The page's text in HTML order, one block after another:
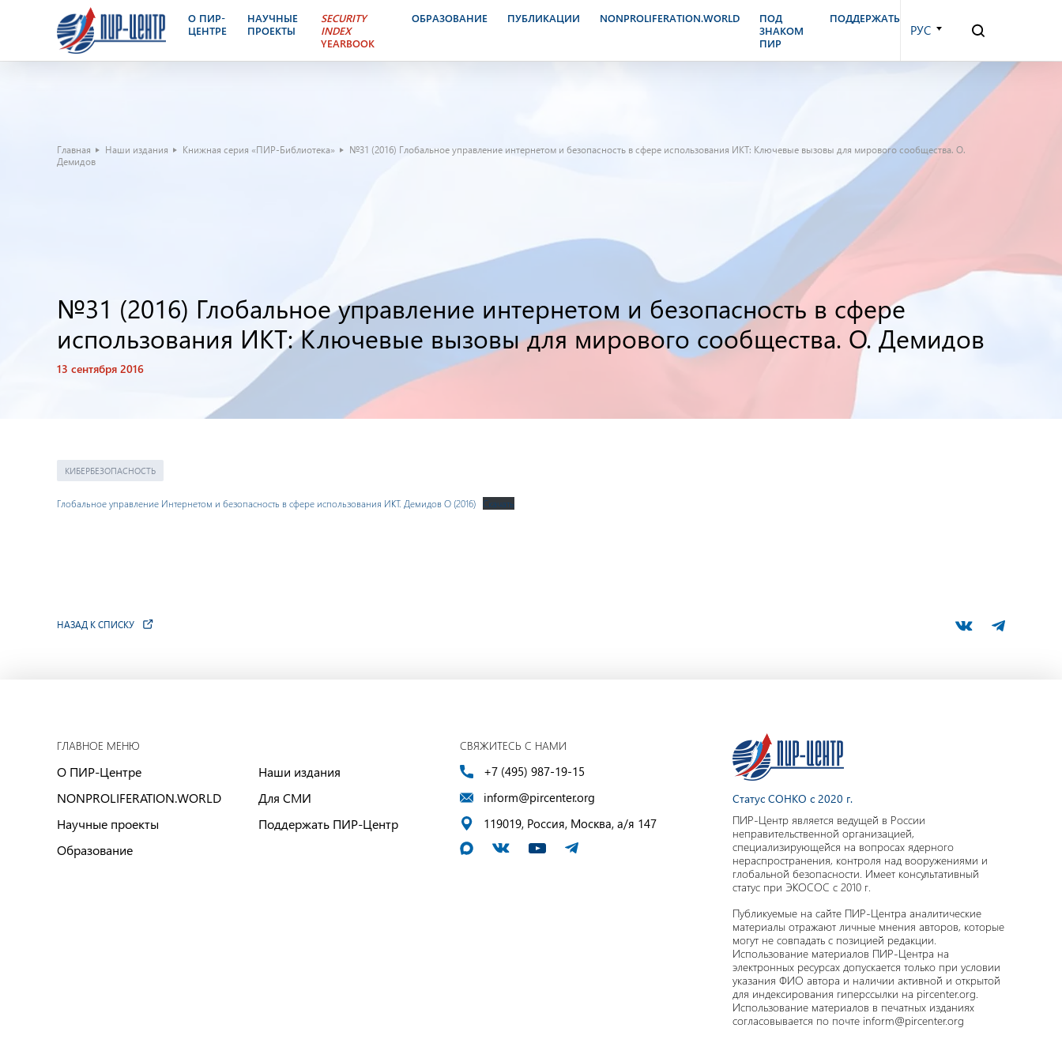
О ПИР-
ЦЕНТРЕ
НАУЧНЫЕ
ПРОЕКТЫ
SECURITY
INDEX
YEARBOOK
ОБРАЗОВАНИЕ ПУБЛИКАЦИИ NONPROLIFERATION.WORLD
ПОД
ЗНАКОМ
ПИР
ПОДДЕРЖАТЬ
РУС
Главная Наши издания Книжная серия «ПИР-Библиотека»
№31 (2016) Глобальное управление интернетом и безопасность в сфере использования ИКТ: Ключевые вызовы для мирового сообщества. О.
Демидов
№31 (2016) Глобальное управление интернетом и безопасность в сфере
использования ИКТ: Ключевые вызовы для мирового сообщества. О. Демидов
13 сентября 2016
КИБЕРБЕЗОПАСНОСТЬ
Глобальное управление Интернетом и безопасность в сфере использования ИКT. Демидов О (2016) Скачать
НАЗАД К СПИСКУ
ГЛАВНОЕ МЕНЮ
О ПИР-Центре
NONPROLIFERATION.WORLD
Научные проекты
Образование
Наши издания
Для СМИ
Поддержать ПИР-Центр
СВЯЖИТЕСЬ С НАМИ
+7 (495) 987-19-15
inform@pircenter.org
119019, Россия, Москва, а/я 147
Статус СОНКО с 2020 г.
ПИР-Центр является ведущей в России
неправительственной организацией,
специализирующейся на вопросах ядерного
нераспространения, контроля над вооружениями и
глобальной безопасности. Имеет консультативный
статус при ЭКОСОС с 2010 г.
Публикуемые на сайте ПИР-Центра аналитические
материалы отражают личные мнения авторов, которые
могут не совпадать с позицией редакции.
Использование материалов ПИР-Центра на
электронных ресурсах допускается только при условии
указания ФИО автора и наличии активной и открытой
для индексирования гиперссылки на pircenter.org.
Использование материалов в печатных изданиях
согласовывается по почте inform@pircenter.org